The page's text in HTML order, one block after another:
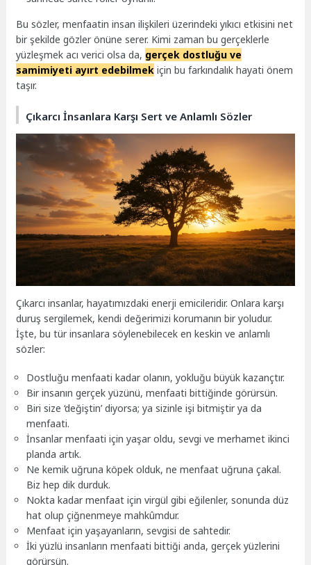
Bu sözler, menfaatin insan ilişkileri üzerindeki yıkıcı etkisini net
bir şekilde gözler önüne serer. Kimi zaman bu gerçeklerle
yüzleşmek acı verici olsa da, gerçek dostluğu ve
samimiyeti ayırt edebilmek için bu farkındalık hayati önem
taşır.
Çıkarcı İnsanlara Karşı Sert ve Anlamlı Sözler
Çıkarcı insanlar, hayatımızdaki enerji emicileridir. Onlara karşı
duruş sergilemek, kendi değerimizi korumanın bir yoludur.
İşte, bu tür insanlara söylenebilecek en keskin ve anlamlı
sözler:
Dostluğu menfaati kadar olanın, yokluğu büyük kazançtır.
Bir insanın gerçek yüzünü, menfaati bittiğinde görürsün.
Biri size ‘değiştin’ diyorsa; ya sizinle işi bitmiştir ya da
menfaati.
İnsanlar menfaati için yaşar oldu, sevgi ve merhamet ikinci
planda artık.
Ne kemik uğruna köpek olduk, ne menfaat uğruna çakal.
Biz hep dik durduk.
Nokta kadar menfaat için virgül gibi eğilenler, sonunda düz
hat olup çiğnenmeye mahkûmdur.
Menfaat için yaşayanların, sevgisi de sahtedir.
İki yüzlü insanların menfaati bittiği anda, gerçek yüzlerini
görürsün.